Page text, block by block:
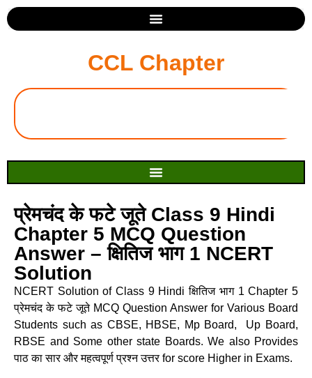
CCL Chapter
प्रेमचंद के फटे जूते Class 9 Hindi
Chapter 5 MCQ Question
Answer – क्षितिज भाग 1 NCERT
Solution
NCERT Solution of Class 9 Hindi क्षितिज भाग 1 Chapter 5
प्रेमचंद के फटे जूते MCQ Question Answer for Various Board
Students such as CBSE, HBSE, Mp Board, Up Board,
RBSE and Some other state Boards. We also Provides
पाठ का सार और महत्वपूर्ण प्रश्न उत्तर for score Higher in Exams.